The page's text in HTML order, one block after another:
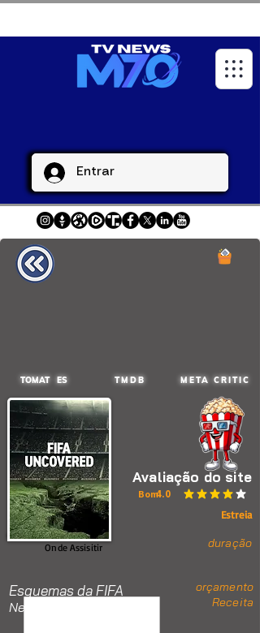
Entrar
TOMAT ES TMDB META CRITIC
Avaliação do site
4.0
classificação média é
Bom
Estreia
duração
orçamento
Receita
Onde Assisitir
Esquemas da FIFA
Nenhum item.